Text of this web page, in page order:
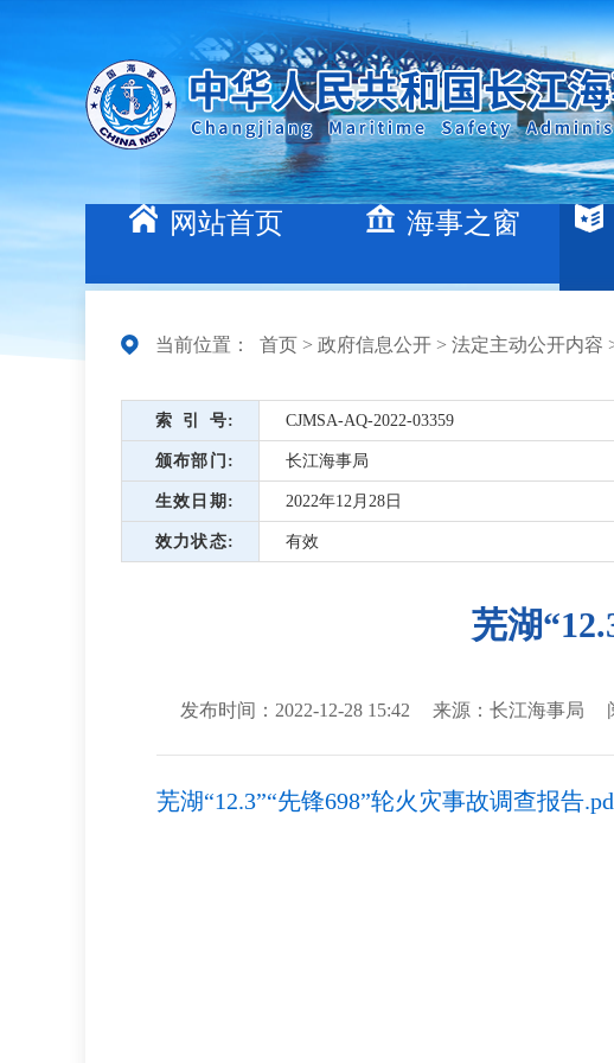
网站首页 海事之窗
当前位置： 首页 > 政府信息公开 > 法定主动公开内容
索引号 CJMSA-AQ-2022-03359
颁布部门 长江海事局
生效日期 2022年12月28日
效力状态 有效
芜湖
发布时间：2022-12-28 15:42 来源：长江海事局
芜湖“12.3”“先锋698”轮火灾事故调查报告